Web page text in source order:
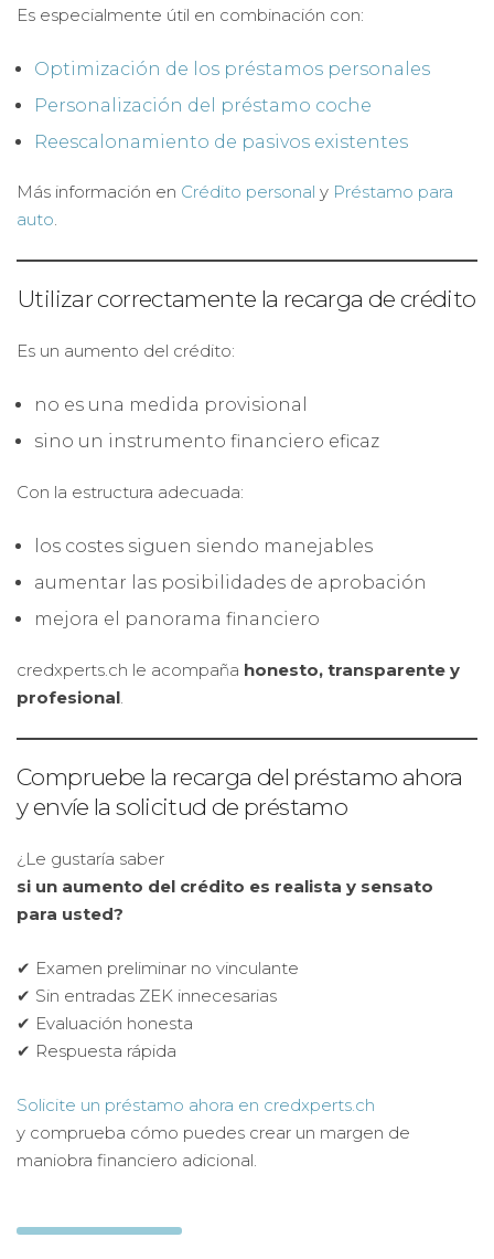
Es especialmente útil en combinación con:
Optimización de los préstamos personales
Personalización del préstamo coche
Reescalonamiento de pasivos existentes
Más información en Crédito personal y Préstamo para
auto.
Utilizar correctamente la recarga de crédito
Es un aumento del crédito:
no es una medida provisional
sino un instrumento financiero eficaz
Con la estructura adecuada:
los costes siguen siendo manejables
aumentar las posibilidades de aprobación
mejora el panorama financiero
credxperts.ch le acompaña honesto, transparente y
profesional.
Compruebe la recarga del préstamo ahora
y envíe la solicitud de préstamo
¿Le gustaría saber
si un aumento del crédito es realista y sensato
para usted?
✔ Examen preliminar no vinculante
✔ Sin entradas ZEK innecesarias
✔ Evaluación honesta
✔ Respuesta rápida
Solicite un préstamo ahora en credxperts.ch
y comprueba cómo puedes crear un margen de
maniobra financiero adicional.